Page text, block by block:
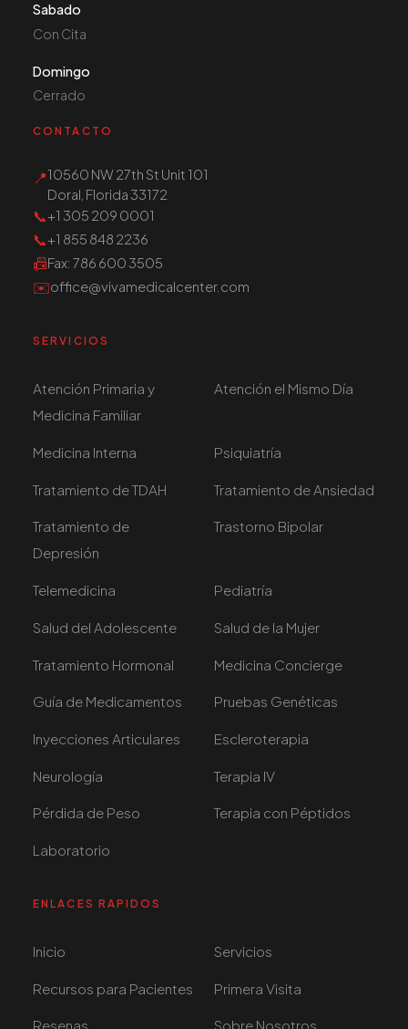
Sabado
Con Cita
Domingo
Cerrado
CONTACTO
📍10560 NW 27th St Unit 101
Doral, Florida 33172
📞+1 305 209 0001
📞+1 855 848 2236
📠Fax: 786 600 3505
✉️office@vivamedicalcenter.com
SERVICIOS
Atención Primaria y
Medicina Familiar
Atención el Mismo Día
Medicina Interna Psiquiatría
Tratamiento de TDAH Tratamiento de Ansiedad
Tratamiento de
Depresión
Trastorno Bipolar
Telemedicina Pediatría
Salud del Adolescente Salud de la Mujer
Tratamiento Hormonal Medicina Concierge
Guía de Medicamentos Pruebas Genéticas
Inyecciones Articulares Escleroterapia
Neurología Terapia IV
Pérdida de Peso Terapia con Péptidos
Laboratorio
ENLACES RAPIDOS
Inicio Servicios
Recursos para Pacientes Primera Visita
Resenas Sobre Nosotros